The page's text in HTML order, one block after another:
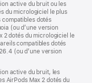
active du bruit ou les
du micrologiciel le plus
compatibles dotés
(ou d’une version
2 dotés du micrologiciel le
compatibles dotés
(ou d’une version
active du bruit, les
AirPods Max 2 dotés du